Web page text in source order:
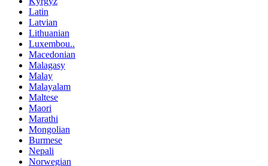
Latin
Latvian
Lithuanian
Luxembou..
Macedonian
Malagasy
Malay
Malayalam
Maltese
Maori
Marathi
Mongolian
Burmese
Nepali
Norwegian